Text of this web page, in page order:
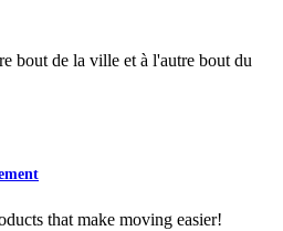
bout de la ville et à l'autre bout du
that make moving easier!